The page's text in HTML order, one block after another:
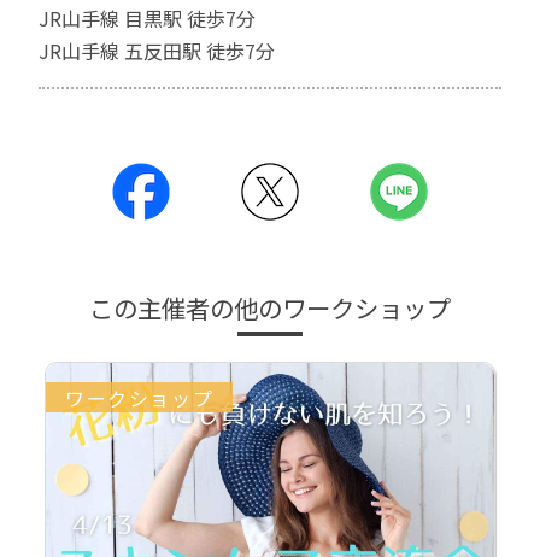
JR山手線 目黒駅 徒歩7分
JR山手線 五反田駅 徒歩7分
この主催者の他のワークショップ
ワークショップ